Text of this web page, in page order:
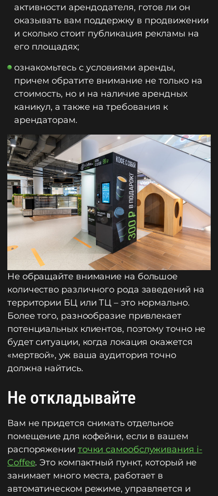
активности арендодателя, готов ли он
оказывать вам поддержку в продвижении
и сколько стоит публикация рекламы на
его площадях;
ознакомьтесь с условиями аренды,
причем обратите внимание не только на
стоимость, но и на наличие арендных
каникул, а также на требования к
арендаторам.
Не обращайте внимание на большое
количество различного рода заведений на
территории БЦ или ТЦ – это нормально.
Более того, разнообразие привлекает
потенциальных клиентов, поэтому точно не
будет ситуации, когда локация окажется
«мертвой», уж ваша аудитория точно
должна найтись.
Не откладывайте
Вам не придется снимать отдельное
помещение для кофейни, если в вашем
распоряжении точки самообслуживания i-
Coffee. Это компактный пункт, который не
занимает много места, работает в
автоматическом режиме, управляется и